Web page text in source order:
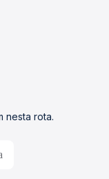
nesta rota.